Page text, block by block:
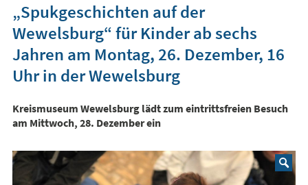
„Spukgeschichten auf der
Wewelsburg“ für Kinder ab sechs
Jahren am Montag, 26. Dezember, 16
Uhr in der Wewelsburg
Kreismuseum Wewelsburg lädt zum eintrittsfreien Besuch
am Mittwoch, 28. Dezember ein